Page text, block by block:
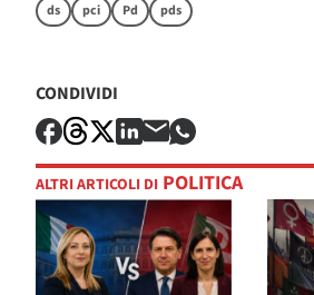
ds pci Pd pds
CONDIVIDI
ALTRI ARTICOLI DI POLITICA